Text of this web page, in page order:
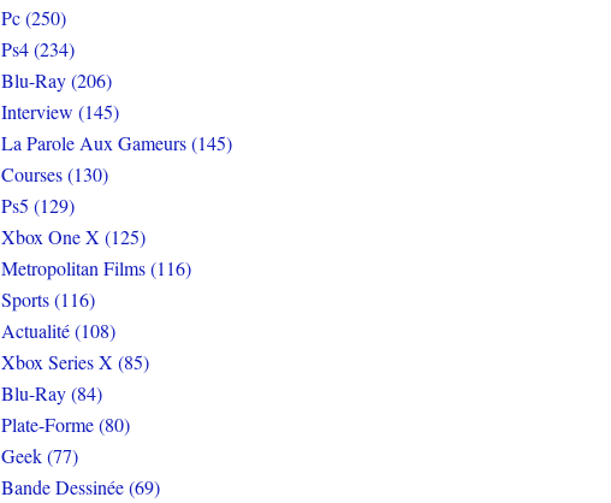
Pc (250)
Ps4 (234)
Blu-Ray (206)
Interview (145)
La Parole Aux Gameurs (145)
Courses (130)
Ps5 (129)
Xbox One X (125)
Metropolitan Films (116)
Sports (116)
Actualité (108)
Xbox Series X (85)
Blu-Ray (84)
Plate-Forme (80)
Geek (77)
Bande Dessinée (69)